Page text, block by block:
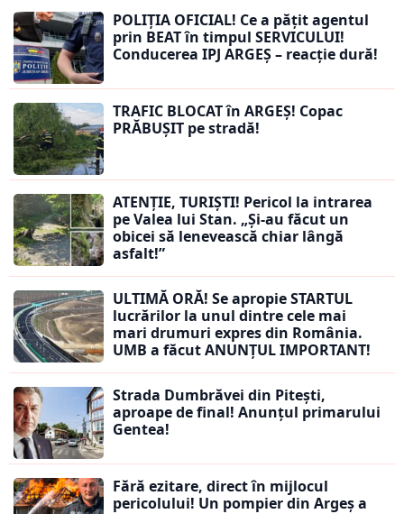
POLIȚIA OFICIAL! Ce a pățit agentul
prin BEAT în timpul SERVICULUI!
Conducerea IPJ ARGEȘ – reacție dură!
TRAFIC BLOCAT în ARGEȘ! Copac
PRĂBUȘIT pe stradă!
ATENȚIE, TURIȘTI! Pericol la intrarea
pe Valea lui Stan. „Și-au făcut un
obicei să lenevească chiar lângă
asfalt!”
ULTIMĂ ORĂ! Se apropie STARTUL
lucrărilor la unul dintre cele mai
mari drumuri expres din România.
UMB a făcut ANUNȚUL IMPORTANT!
Strada Dumbrăvei din Pitești,
aproape de final! Anunțul primarului
Gentea!
Fără ezitare, direct în mijlocul
pericolului! Un pompier din Argeș a